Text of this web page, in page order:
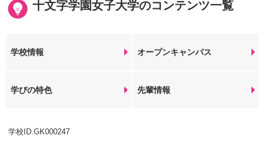
十文字学園女子大学のコンテンツ一覧
学校情報 オープンキャンパス
学びの特色 先輩情報
学校ID.GK000247